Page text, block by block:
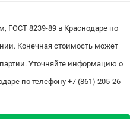
ГОСТ 8239-89 в Краснодаре по
Конечная стоимость может
Уточняйте информацию о
по телефону +7 (861) 205-26-